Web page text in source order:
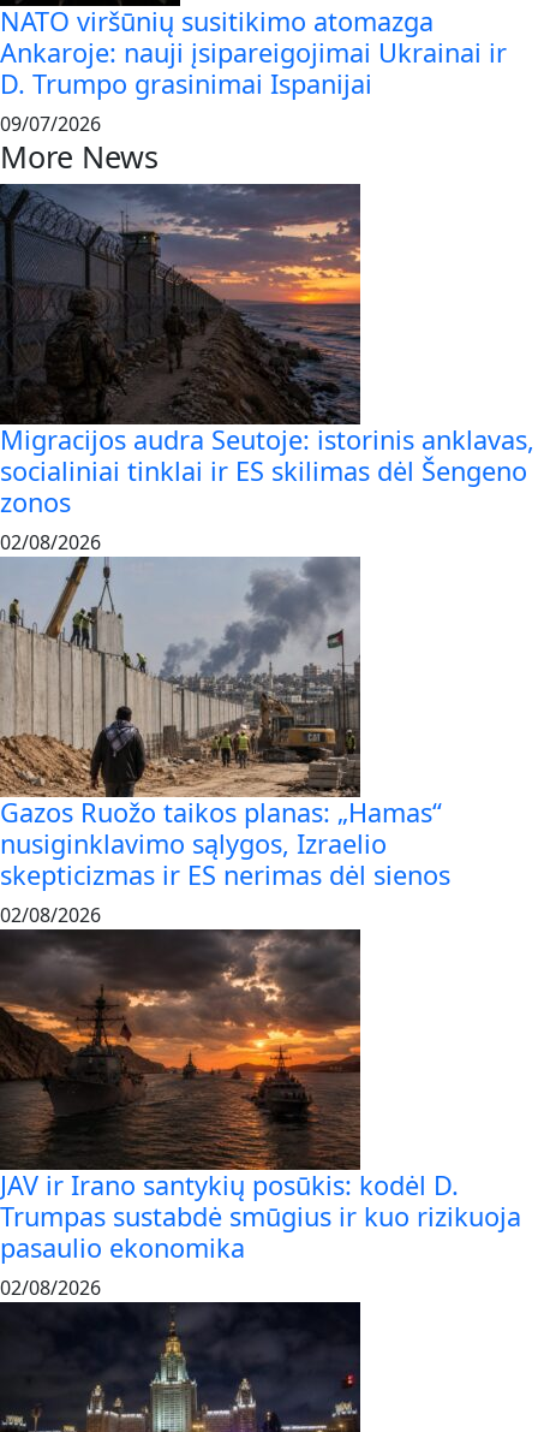
NATO viršūnių susitikimo atomazga
Ankaroje: nauji įsipareigojimai Ukrainai ir
D. Trumpo grasinimai Ispanijai
09/07/2026
More News
Migracijos audra Seutoje: istorinis anklavas,
socialiniai tinklai ir ES skilimas dėl Šengeno
zonos
02/08/2026
Gazos Ruožo taikos planas: „Hamas“
nusiginklavimo sąlygos, Izraelio
skepticizmas ir ES nerimas dėl sienos
02/08/2026
JAV ir Irano santykių posūkis: kodėl D.
Trumpas sustabdė smūgius ir kuo rizikuoja
pasaulio ekonomika
02/08/2026